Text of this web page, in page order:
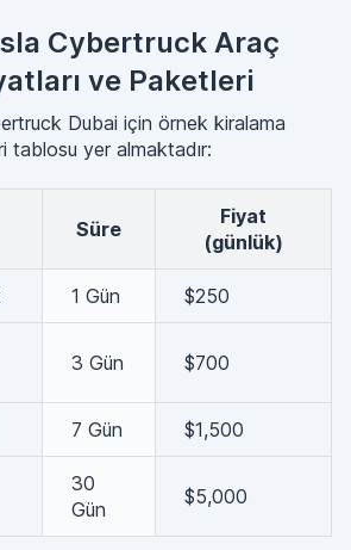
Cybertruck Araç
ve Paketleri
Dubai için örnek kiralama
tablosu yer almaktadır:
Süre
Fiyat
(günlük)
1 Gün $250
3 Gün $700
7 Gün $1,500
30
Gün
$5,000